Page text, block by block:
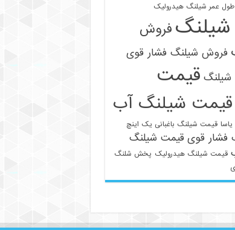
طول عمر شیلنگ هیدرولیک
فروش
فروش شیلنگ فشار قوی
قیمت
قیمت شیلنگ آب
قیمت شیلنگ باغبانی یک اینچ
فشار قوی قیمت شیلنگ
قیمت شیلنگ هیدرولیک پخش شلنگ